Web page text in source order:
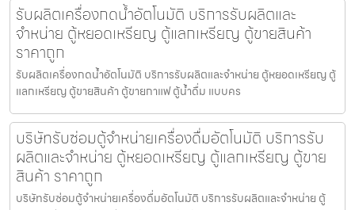
รับผลิตเครื่องกดน้ำอัตโนมัติ บริการรับผลิตและ
จำหน่าย ตู้หยอดเหรียญ ตู้แลกเหรียญ ตู้ขายสินค้า
ราคาถูก
รับผลิตเครื่องกดน้ำอัตโนมัติ บริการรับผลิตและจำหน่าย ตู้หยอดเหรียญ ตู้
แลกเหรียญ ตู้ขายสินค้า ตู้ขายกาแฟ ตู้น้ำดื่ม แบบคร
บริษัทรับซ่อมตู้จำหน่ายเครื่องดื่ม​อัตโนมัติ บริการรับ
ผลิตและจำหน่าย ตู้หยอดเหรียญ ตู้แลกเหรียญ ตู้ขาย
สินค้า ราคาถูก
บริษัทรับซ่อมตู้จำหน่ายเครื่องดื่ม​อัตโนมัติ บริการรับผลิตและจำหน่าย ตู้